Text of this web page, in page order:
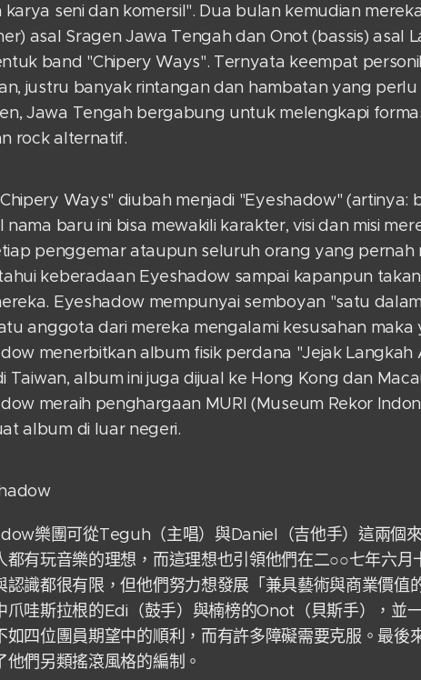
karya seni dan komersil". Dua bulan kemudian
asal Sragen Jawa Tengah dan Onot (bassis) asal
band "Chipery Ways". Ternyata keempat
justru banyak rintangan dan hambatan yang perlu
Jawa Tengah bergabung untuk melengkapi
rock alternatif.
Ways" diubah menjadi "Eyeshadow" (artinya:
nama baru ini bisa mewakili karakter, visi dan misi
penggemar ataupun seluruh orang yang pernah
keberadaan Eyeshadow sampai kapanpun
Eyeshadow mempunyai semboyan "satu
anggota dari mereka mengalami kesusahan
menerbitkan album fisik perdana "Jejak
Taiwan, album ini juga dijual ke Hong Kong dan
meraih penghargaan MURI (Museum Rekor
album di luar negeri.
樂團可從Teguh（主唱）與Daniel（吉他手）這兩個
都有玩音樂的理想，而這理想也引領他們在二○○七年六
認識都很有限，但他們努力想發展「兼具藝術與商業價值
爪哇斯拉根的Edi（鼓手）與楠榜的Onot（貝斯手），並
如四位團員期望中的順利，而有許多障礙需要克服。最後
他們另類搖滾風格的編制。